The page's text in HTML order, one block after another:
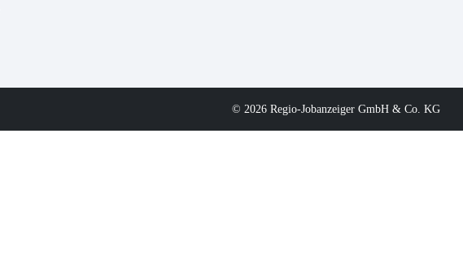
© 2026 Regio-Jobanzeiger GmbH & Co. KG